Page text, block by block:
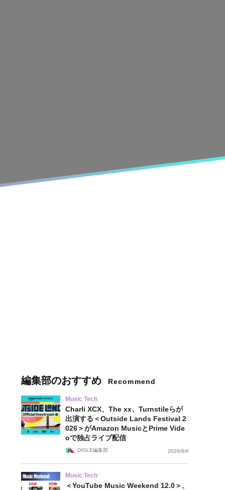
編集部のおすすめ Recommend
Music Tech
Charli XCX、The xx、Turnstileらが
出演する＜Outside Lands Festival 2
026＞がAmazon MusicとPrime Vide
oで独占ライブ配信
DIGLE編集部 2026/8/6
Music Tech
＜YouTube Music Weekend 12.0＞、